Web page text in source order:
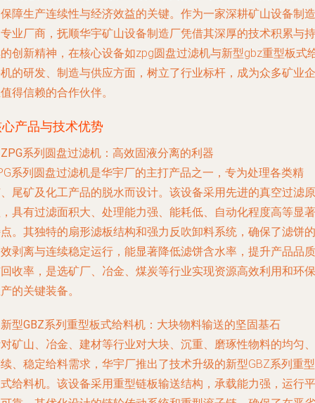
障生产连续性与经济效益的关键。作为一家深耕矿山设备制造
业厂商，抚顺华宇矿山设备制造厂凭借其深厚的技术积累与持
创新精神，在核心设备如zpg圆盘过滤机与新型gbz重型板式
的研发、制造与供应方面，树立了行业标杆，成为众多矿业企
得信赖的合作伙伴。
产品与技术优势
系列圆盘过滤机：高效固液分离的利器
系列圆盘过滤机是华宇厂的主打产品之一，专为处理各类精
尾矿及化工产品的脱水而设计。该设备采用先进的真空过滤原
具有过滤面积大、处理能力强、能耗低、自动化程度高等显著
。其独特的扇形滤板结构和强力反吹卸料系统，确保了滤饼的
剥离与连续稳定运行，能显著降低滤饼含水率，提升产品品质
收率，是选矿厂、冶金、煤炭等行业实现资源高效利用和环保
的关键装备。
型GBZ系列重型板式给料机：大块物料输送的坚固基石
矿山、冶金、建材等行业对大块、沉重、磨琢性物料的均匀、
、稳定给料需求，华宇厂推出了技术升级的新型GBZ系列重型
给料机。该设备采用重型链板输送结构，承载能力强，运行平